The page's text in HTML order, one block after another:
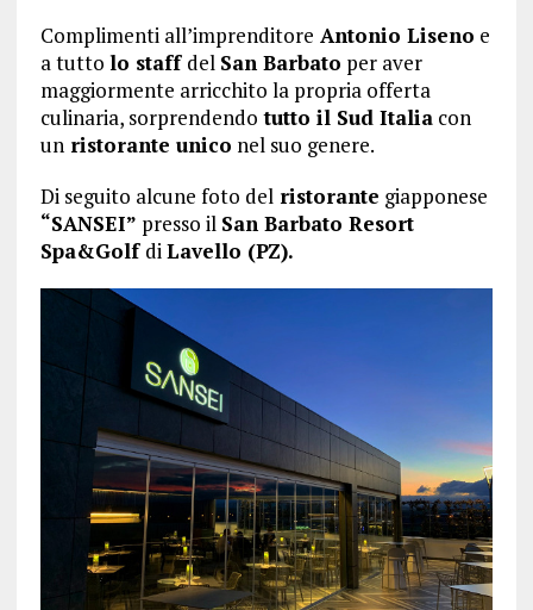
Complimenti all’imprenditore Antonio Liseno e
a tutto lo staff del San Barbato per aver
maggiormente arricchito la propria offerta
culinaria, sorprendendo tutto il Sud Italiacon
unristorante unico nel suo genere.
Di seguito alcune foto delristorante giapponese
“SANSEI” presso il San Barbato Resort
Spa&Golf diLavello (PZ).